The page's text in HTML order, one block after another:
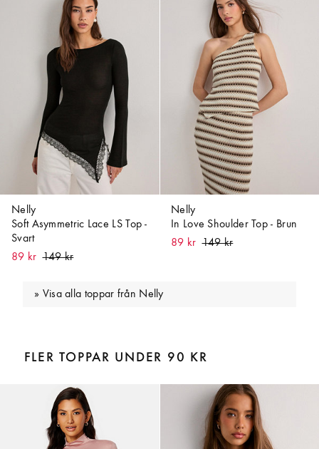
Nelly
Soft Asymmetric Lace LS Top -
Svart
89 kr
Nelly
In Love Shoulder Top - Brun
89 kr
Visa alla toppar från Nelly
FLER TOPPAR UNDER 90 KR